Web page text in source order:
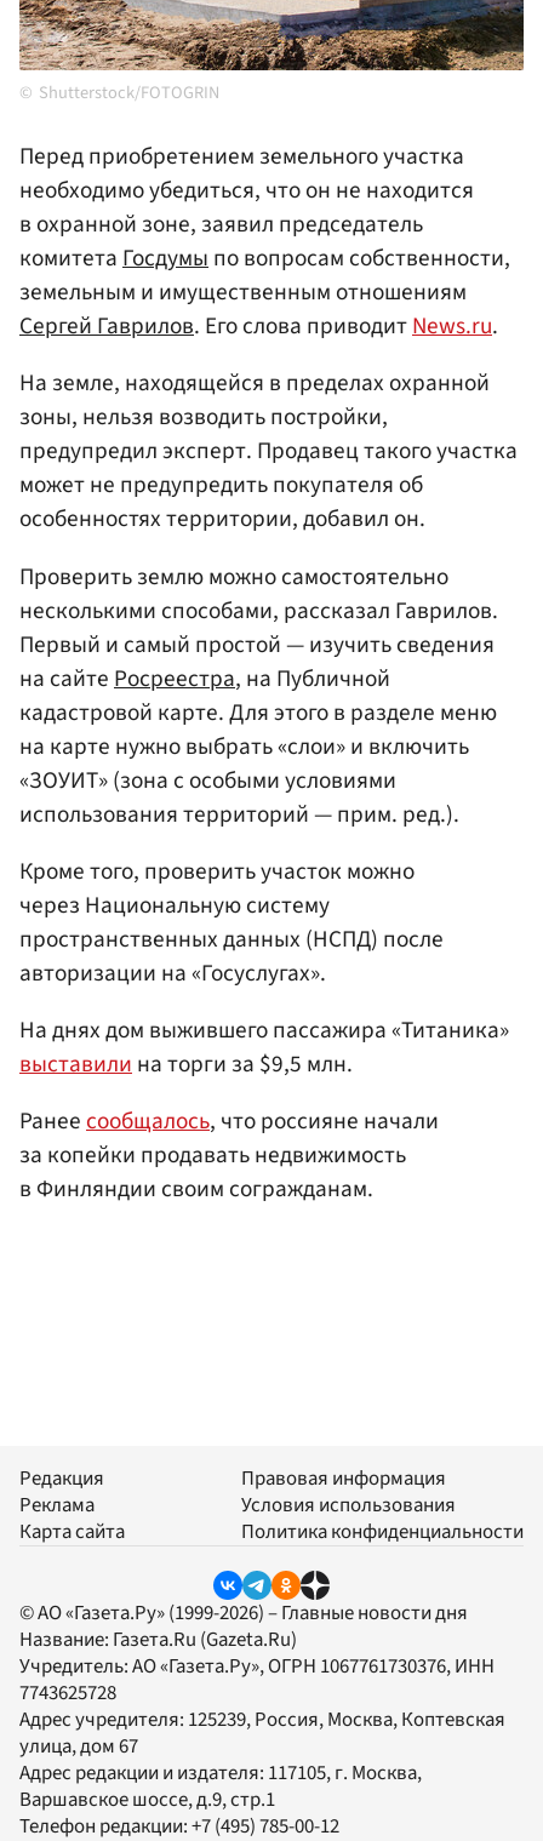
Shutterstock/FOTOGRIN
Перед приобретением земельного участка
необходимо убедиться, что он не находится
в охранной зоне, заявил председатель
комитетаГосдумыпо вопросам собственности,
земельным и имущественным отношениям
Сергей Гаврилов. Его слова приводитNews.ru.
На земле, находящейся в пределах охранной
зоны, нельзя возводить постройки,
предупредил эксперт. Продавец такого участка
может не предупредить покупателя об
особенностях территории, добавил он.
Проверить землю можно самостоятельно
несколькими способами, рассказал Гаврилов.
Первый и самый простой — изучить сведения
на сайте Росреестра, на Публичной
кадастровой карте. Для этого в разделе меню
на карте нужно выбрать «слои» и включить
«ЗОУИТ» (зона с особыми условиями
использования территорий — прим. ред.).
Кроме того, проверить участок можно
через Национальную систему
пространственных данных (НСПД) после
авторизации на «Госуслугах».
На днях дом выжившего пассажира «Титаника»
выставилина торги за $9,5 млн.
Ранеесообщалось, что россияне начали
за копейки продавать недвижимость
в Финляндии своим согражданам.
Редакция
Реклама
Карта сайта
Правовая информация
Условия использования
Политика конфиденциальности
© АО «Газета.Ру» (1999-2026) – Главные новости дня
Название: Газета.Ru (Gazeta.Ru)
Учредитель:АО «Газета.Ру», ОГРН 1067761730376, ИНН
7743625728
Адрес учредителя: 125239, Россия, Москва, Коптевская
улица, дом 67
Адрес редакции и издателя: 117105, г. Москва,
Варшавское шоссе, д.9, стр.1
Телефон редакции:+7 (495) 785-00-12